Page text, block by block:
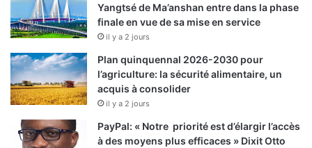
Yangtsé de Ma’anshan entre dans la phase
finale en vue de sa mise en service
il y a 2 jours
Plan quinquennal 2026-2030 pour
l’agriculture: la sécurité alimentaire, un
acquis à consolider
il y a 2 jours
PayPal: « Notre priorité est d’élargir l’accès
à des moyens plus efficaces » Dixit Otto